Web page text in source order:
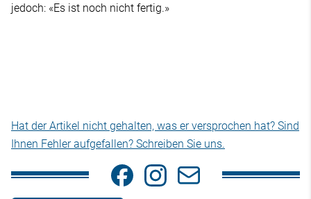
jedoch: «Es ist noch nicht fertig.»
Hat der Artikel nicht gehalten, was er versprochen hat? Sind
Ihnen Fehler aufgefallen? Schreiben Sie uns.